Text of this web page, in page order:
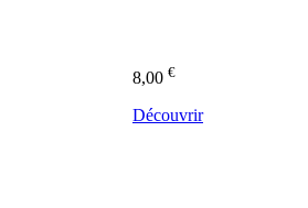
8,00 €
Découvrir